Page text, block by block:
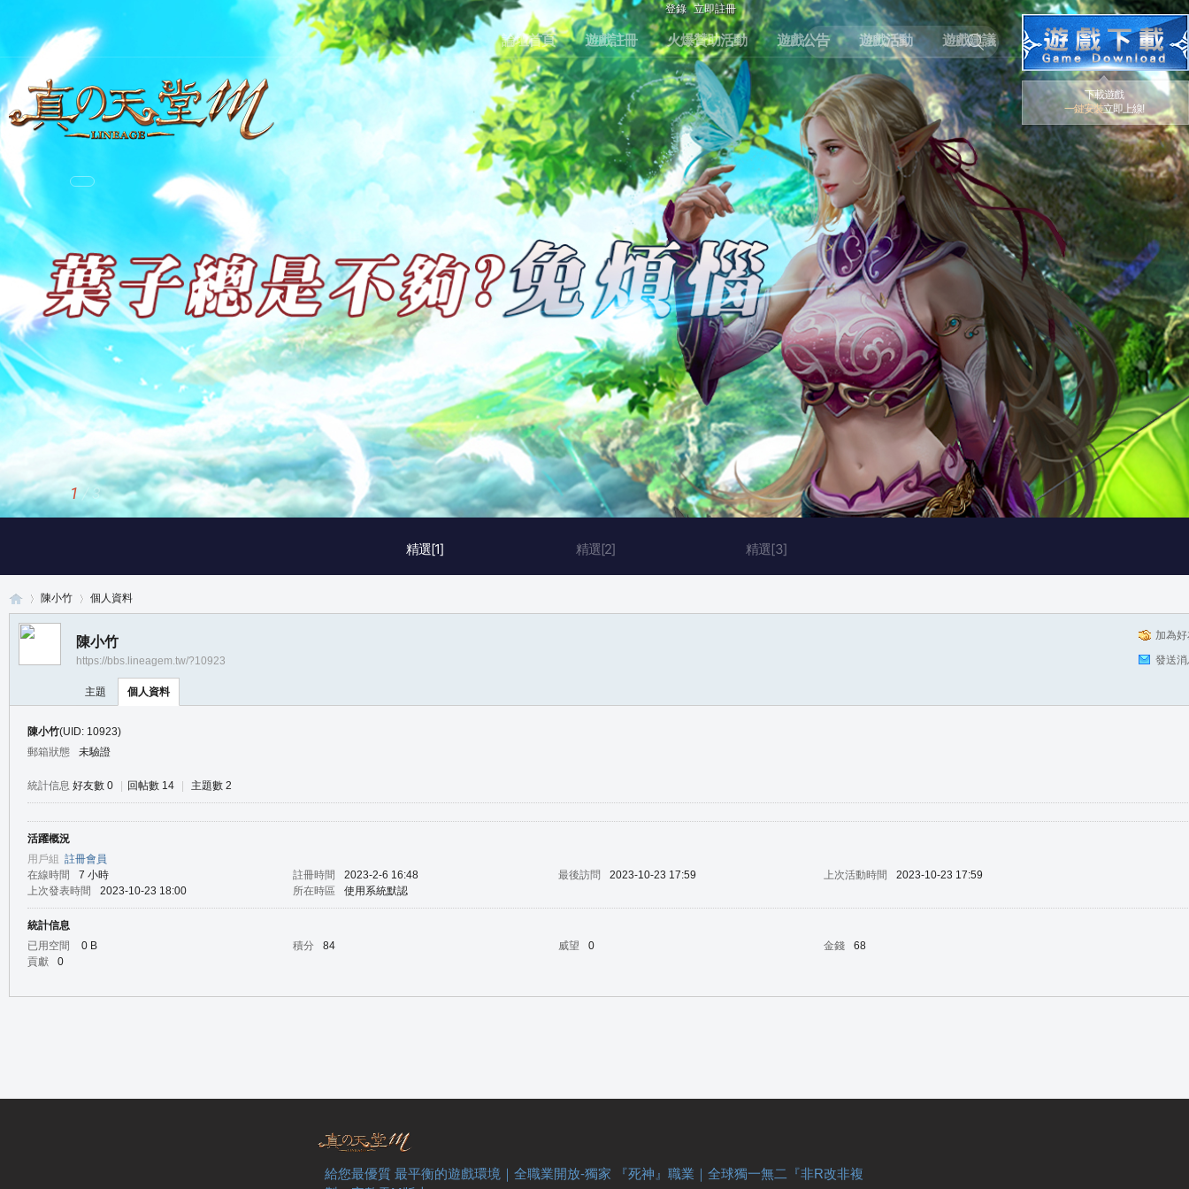
登錄 立即註冊
論壇首頁 遊戲註冊 火爆贊助活動 遊戲公告 遊戲活動 遊戲建議
下載遊戲
一鍵安裝立即上線!
精選[1] 精選[2] 精選[3]
1 / 3
陳小竹 個人資料
加為
發送
陳小竹
https://bbs.lineagem.tw/?10923
主題 個人資料
陳小竹(UID: 10923)
郵箱狀態
未驗證
統計信息 好友數 0 回帖數 14 主題數 2
活躍概況
用戶組 註冊會員
在線時間
7 小時 註冊時間 2023-2-6 16:48 最後訪問 2023-10-23 17:59 上次活動時間
2023-10-23 17:59
上次發表時間
2023-10-23 18:00 所在時區 使用系統默認
統計信息
已用空間
0 B 積分 84 威望 0 金錢
68
貢獻
0
給您最優質 最平衡的遊戲環境｜全職業開放-獨家 『死神』職業｜全球獨一無二『非R改非複